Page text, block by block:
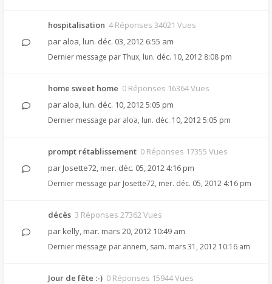
hospitalisation 4 Réponses 34021 Vues
par aloa, lun. déc. 03, 2012 6:55 am
Dernier message parThux, lun. déc. 10, 2012 8:08 pm
home sweet home 0 Réponses 16364 Vues
par aloa, lun. déc. 10, 2012 5:05 pm
Dernier message par aloa, lun. déc. 10, 2012 5:05 pm
prompt rétablissement 0 Réponses 17355 Vues
par Josette72, mer. déc. 05, 2012 4:16 pm
Dernier message par Josette72, mer. déc. 05, 2012 4:16 pm
décès 3 Réponses 27362 Vues
par kelly, mar. mars 20, 2012 10:49 am
Dernier message par annem, sam. mars 31, 2012 10:16 am
Jour de fête :-) 0 Réponses 15944 Vues